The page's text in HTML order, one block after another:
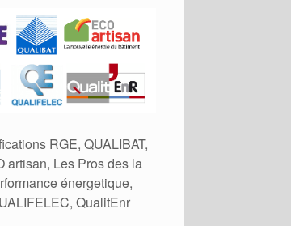
RGE, QUALIBAT,
artisan, Les Pros des la
énergetique,
QualitEnr